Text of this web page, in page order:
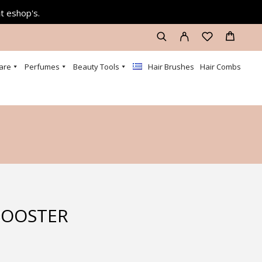
eshop's.
Perfumes Beauty Tools Hair Brushes Hair Combs